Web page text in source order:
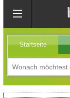
Startseite